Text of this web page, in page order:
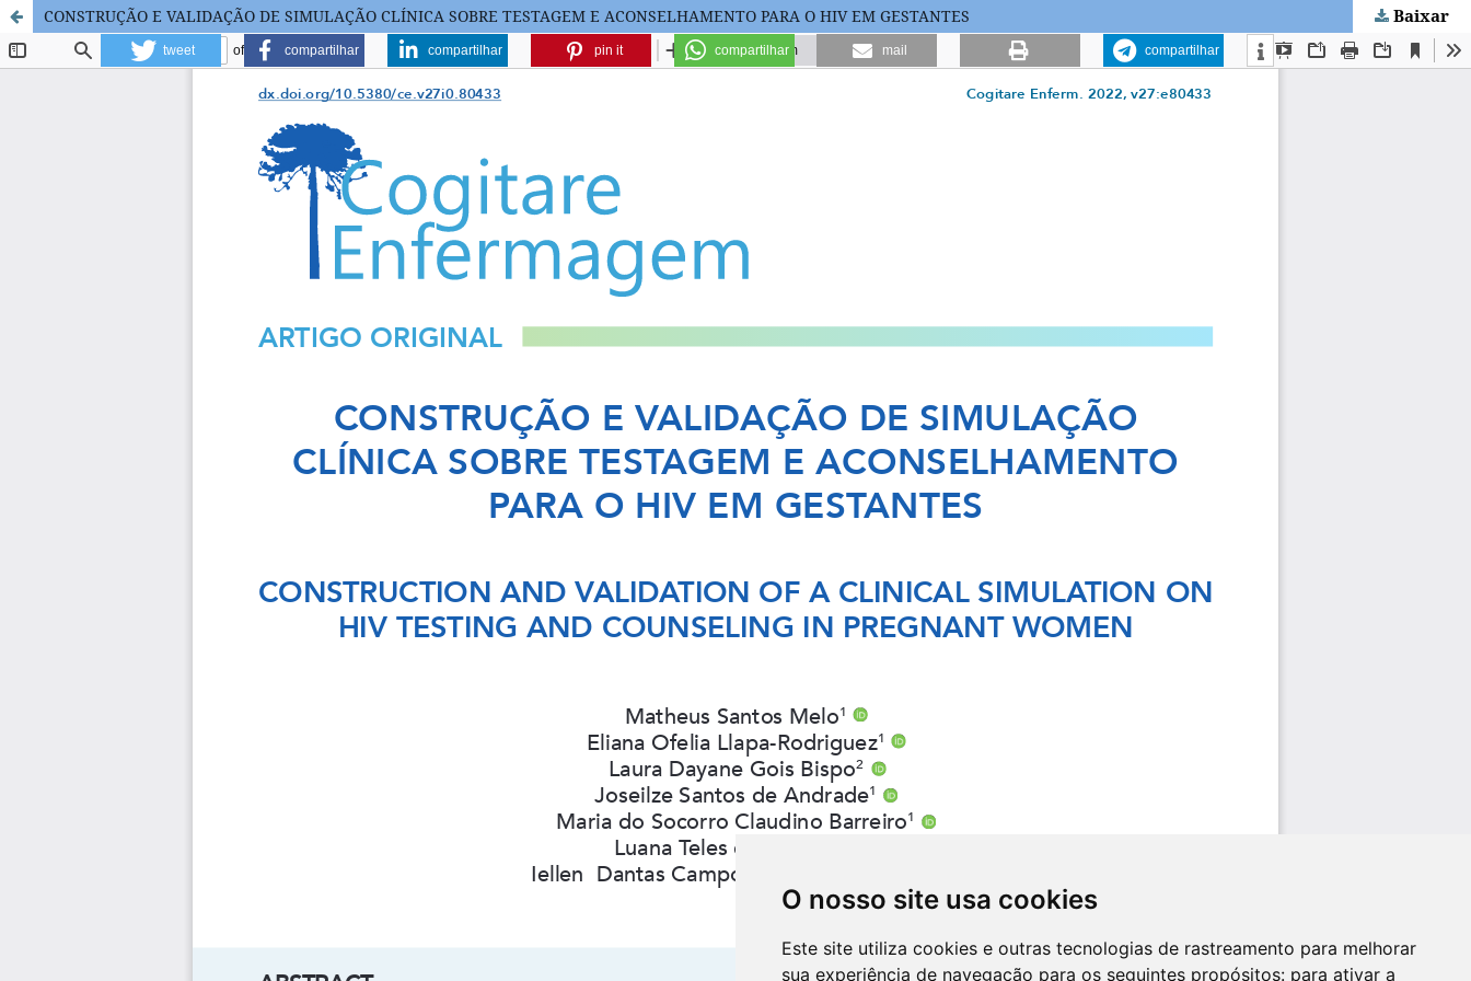
O nosso site usa cookies
Este site utiliza cookies e outras tecnologias de rastreamento para melhorar
sua experiência de navegação para os seguintes propósitos: para ativar a
CONSTRUÇÃO E VALIDAÇÃO DE SIMULAÇÃO CLÍNICA SOBRE TESTAGEM E ACONSELHAMENTO PARA O HIV EM GESTANTES Baixar
tweet compartilhar compartilhar pin it compartilhar mail compartilhar